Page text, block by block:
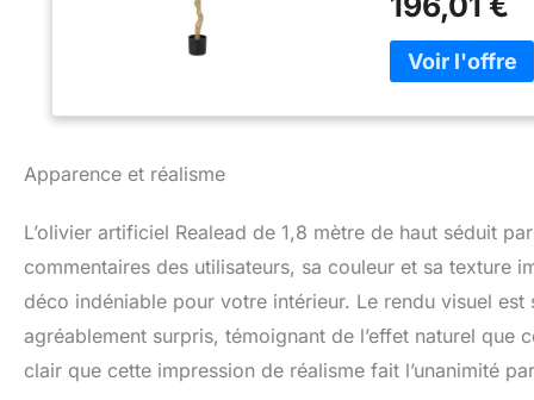
texturées et les
intemporelle et
gratuit : ce faux
vous évitera de
réalistes,
de longues
sont équipées
couleur et leur
l'esthétique.
cet arbre artificiel
réel,
Apparence et réalisme
L’olivier artificiel Realead de 1,8 mètre de haut séduit
commentaires des utilisateurs, sa couleur et sa texture
déco indéniable pour votre intérieur. Le rendu visuel
agréablement surpris, témoignant de l’effet naturel
clair que cette impression de réalisme fait l’unanimité